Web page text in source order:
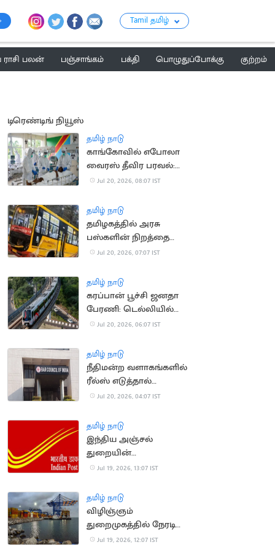
Tamil தமிழ்
பலன் பஞ்சாங்கம் பக்தி பொழுதுப்போக்கு
குற்றம்
டிரெண்டிங் நியூஸ்
தமிழ் நாடு
காங்கோவில் எபோலா
வைரஸ் தீவிர பரவல்:
930 பேர் பலி
Jul 20, 2026, 08:07 IST
தமிழ் நாடு
தமிழகத்தில் அரசு
பஸ்களின் நிறத்தை
மாற்ற அரசு திட்டம்?
Jul 20, 2026, 07:07 IST
தமிழ் நாடு
கரப்பான் பூச்சி ஜனதா
பேரணி: டெல்லியில்
மெட்ரோ நிலையங்கள்
Jul 20, 2026, 06:07 IST
தமிழ் நாடு
நீதிமன்ற வளாகங்களில்
ரீல்ஸ் எடுத்தால்
நடவடிக்கை: பார்
Jul 20, 2026, 04:07 IST
தமிழ் நாடு
இந்திய அஞ்சல்
துறையின்
அதிகாரப்பூர்வ சின்ன
அறிவிப்பு
Jul 19, 2026, 13:07 IST
தமிழ் நாடு
விழிஞ்ஞம்
துறைமுகத்தில் நேரடி
சரக்கு சேவை:
Jul 19, 2026, 12:07 IST